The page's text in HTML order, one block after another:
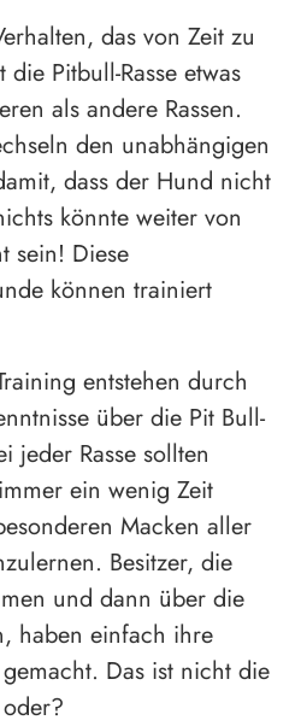
das von Zeit zu
Pitbull-Rasse etwas
als andere Rassen.
den unabhängigen
dass der Hund nicht
könnte weiter von
sein! Diese
können trainiert
entstehen durch
über die Pit Bull-
jeder Rasse sollten
ein wenig Zeit
Macken aller
Besitzer, die
und dann über die
haben einfach ihre
Das ist nicht die